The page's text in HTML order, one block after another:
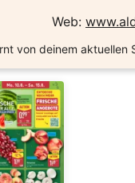
Web:
von deinem aktuellen